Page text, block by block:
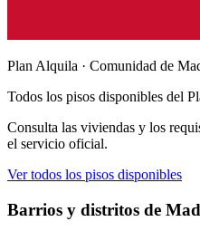
Plan Alquila · Comunidad de
Todos los pisos disponibles del
Consulta las viviendas y los
el servicio oficial.
Ver todos los pisos disponibles
Barrios y distritos de